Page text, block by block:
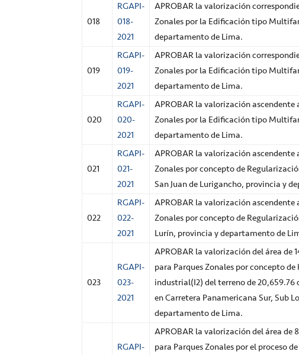
018
RGAPI-
018-
2021
APROBAR la valorización
Zonales por la Edificación tipo
departamento de Lima.
019
RGAPI-
019-
2021
APROBAR la valorización
Zonales por la Edificación tipo
departamento de Lima.
020
RGAPI-
020-
2021
APROBAR la valorización
Zonales por la Edificación tipo
departamento de Lima.
021
RGAPI-
021-
2021
APROBAR la valorización
Zonales por concepto de
San Juan de Lurigancho, provincia y
022
RGAPI-
022-
2021
APROBAR la valorización
Zonales por concepto de
Lurín, provincia y departamento de
023
RGAPI-
023-
2021
APROBAR la valorización del área de
para Parques Zonales por concepto
industrial(I2) del terreno de 20,659.76
en Carretera Panamericana Sur, Sub
departamento de Lima.
RGAPI-
APROBAR la valorización del área
para Parques Zonales por el proceso